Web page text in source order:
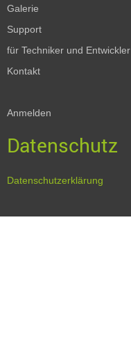
Galerie
Support
für Techniker und Entwickler
Kontakt
Anmelden
Datenschutz
Datenschutzerklärung